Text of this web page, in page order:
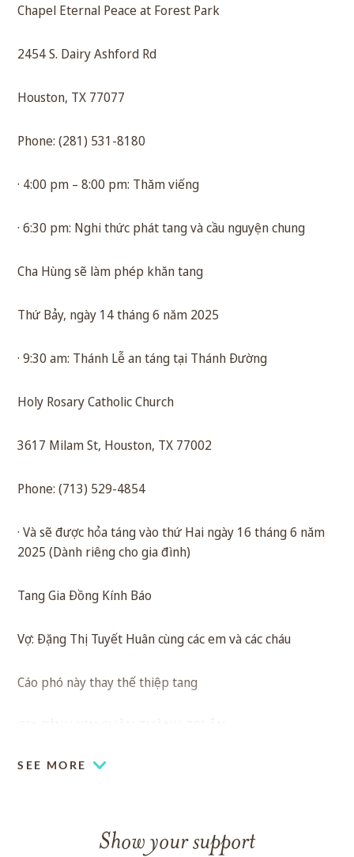
Chapel Eternal Peace at Forest Park
2454 S. Dairy Ashford Rd
Houston, TX 77077
Phone: (281) 531-8180
· 4:00 pm – 8:00 pm: Thăm viếng
· 6:30 pm: Nghi thức phát tang và cầu nguyện chung
Cha Hùng sẽ làm phép khăn tang
Thứ Bảy, ngày 14 tháng 6 năm 2025
· 9:30 am: Thánh Lễ an táng tại Thánh Đường
Holy Rosary Catholic Church
3617 Milam St, Houston, TX 77002
Phone: (713) 529-4854
· Và sẽ được hỏa táng vào thứ Hai ngày 16 tháng 6 năm
2025 (Dành riêng cho gia đình)
Tang Gia Đồng Kính Báo
Vợ: Đặng Thị Tuyết Huân cùng các em và các cháu
Cáo phó này thay thế thiệp tang
SEE MORE
Show your support